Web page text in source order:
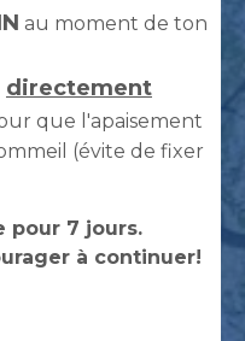
au moment de ton
directement
que l'apaisement
(évite de fixer
pour 7 jours.
à continuer!